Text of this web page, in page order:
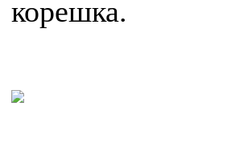
корешка.